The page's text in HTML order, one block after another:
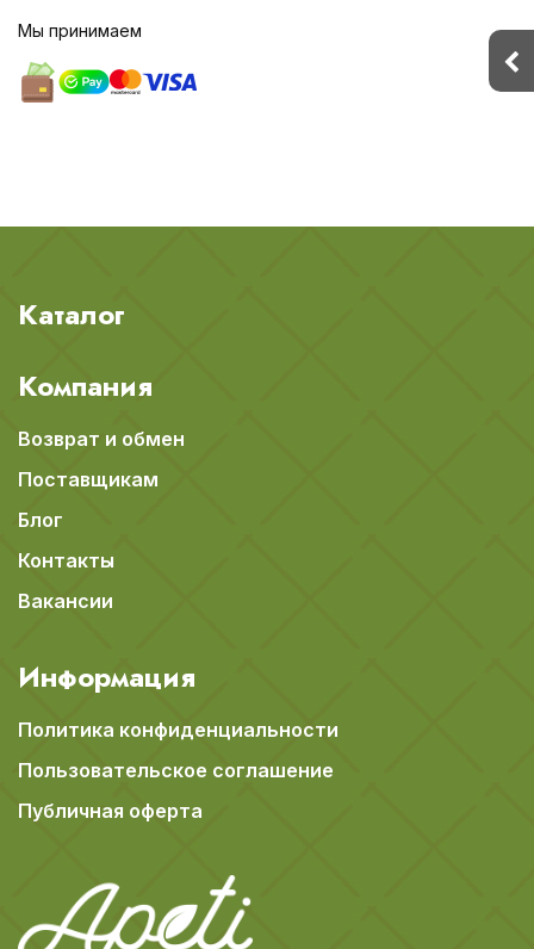
Мы принимаем
Каталог
Компания
Возврат и обмен
Поставщикам
Блог
Контакты
Вакансии
Информация
Политика конфиденциальности
Пользовательское соглашение
Публичная оферта